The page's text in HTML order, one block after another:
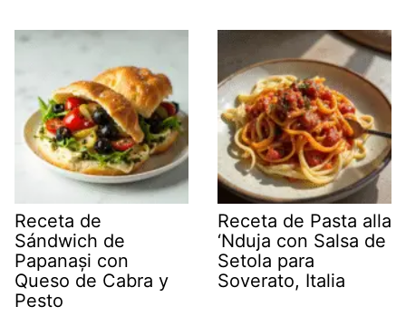
Receta de
Sándwich de
Papanași con
Queso de Cabra y
Pesto
Receta de Pasta alla
‘Nduja con Salsa de
Setola para
Soverato, Italia